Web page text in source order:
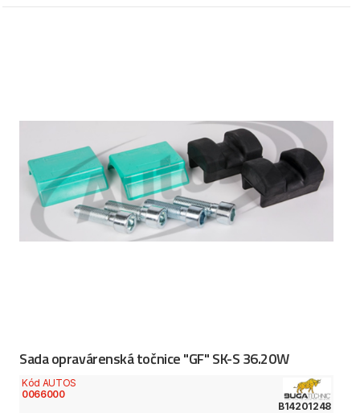
Sada opravárenská točnice "GF" SK-S 36.20W
Kód AUTOS
0066000
B14201248